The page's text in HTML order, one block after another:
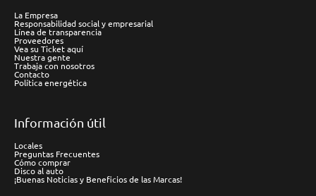
La Empresa
Responsabilidad social y empresarial
Línea de transparencia
Proveedores
Vea su Ticket aquí
Nuestra gente
Trabaja con nosotros
Contacto
Política energética
Información útil
Locales
Preguntas Frecuentes
Cómo comprar
Disco al auto
¡Buenas Noticias y Beneficios de las Marcas!